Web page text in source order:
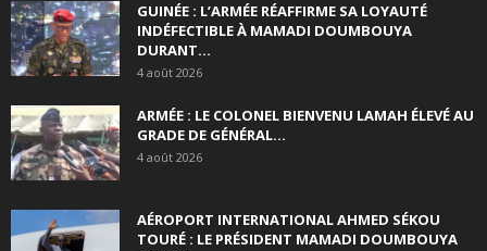
GUINÉE : L’ARMÉE RÉAFFIRME SA LOYAUTÉ
INDÉFECTIBLE À MAMADI DOUMBOUYA
DURANT...
4 août 2026
ARMÉE : LE COLONEL BIENVENU LAMAH ÉLEVÉ AU
GRADE DE GÉNÉRAL...
4 août 2026
AÉROPORT INTERNATIONAL AHMED SÉKOU
TOURÉ : LE PRÉSIDENT MAMADI DOUMBOUYA